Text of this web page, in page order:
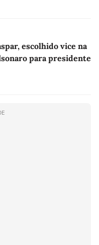
escolhido vice na
para presidente